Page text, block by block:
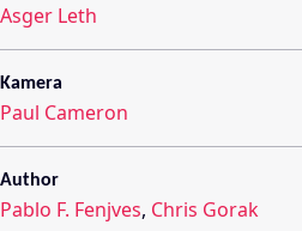
Asger Leth
Kamera
Paul Cameron
Author
Pablo F. Fenjves, Chris Gorak